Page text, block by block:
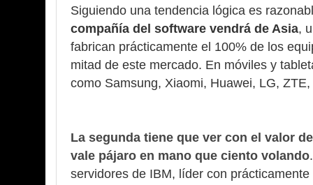
Siguiendo una tendencia lógica es
compañía del software vendrá de Asia,
fabrican prácticamente el 100% de los
mitad de este mercado. En móviles y
como Samsung, Xiaomi, Huawei, LG,
La segunda tiene que ver con el valor
vale pájaro en mano que ciento volando
servidores de IBM, líder con